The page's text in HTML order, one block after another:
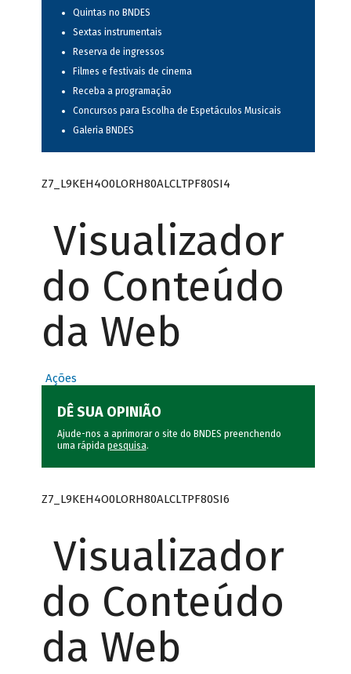
Quintas no BNDES
Sextas instrumentais
Reserva de ingressos
Filmes e festivais de cinema
Receba a programação
Concursos para Escolha de Espetáculos Musicais
Galeria BNDES
Z7_L9KEH4O0LORH80ALCLTPF80SI4
Visualizador
do Conteúdo
da Web
Ações
DÊ SUA OPINIÃO
Ajude-nos a aprimorar o site do BNDES preenchendo
uma rápida pesquisa.
Z7_L9KEH4O0LORH80ALCLTPF80SI6
Visualizador
do Conteúdo
da Web